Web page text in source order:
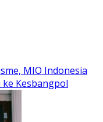
MIO Indonesia
Kesbangpol